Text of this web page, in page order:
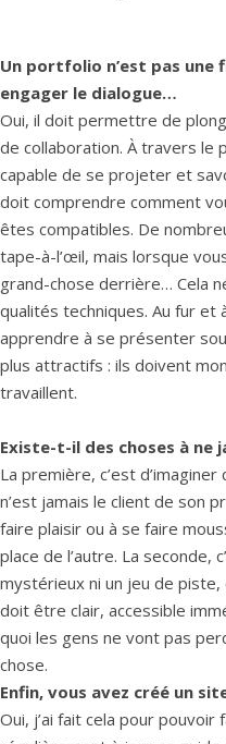
Un portfolio n’est pas une
engager le dialogue…
Oui, il doit permettre de
de collaboration. À travers le
capable de se projeter et
doit comprendre comment
êtes compatibles. De
tape-à-l’œil, mais lorsque
grand-chose derrière… Cela
qualités techniques. Au fur
apprendre à se présenter
plus attractifs : ils doivent
travaillent.
Existe-t-il des choses à ne
La première, c’est
n’est jamais le client de son
faire plaisir ou à se faire
place de l’autre. La seconde,
mystérieux ni un jeu de piste,
doit être clair, accessible
quoi les gens ne vont pas
chose.
Enfin, vous avez créé un
Oui, j’ai fait cela pour